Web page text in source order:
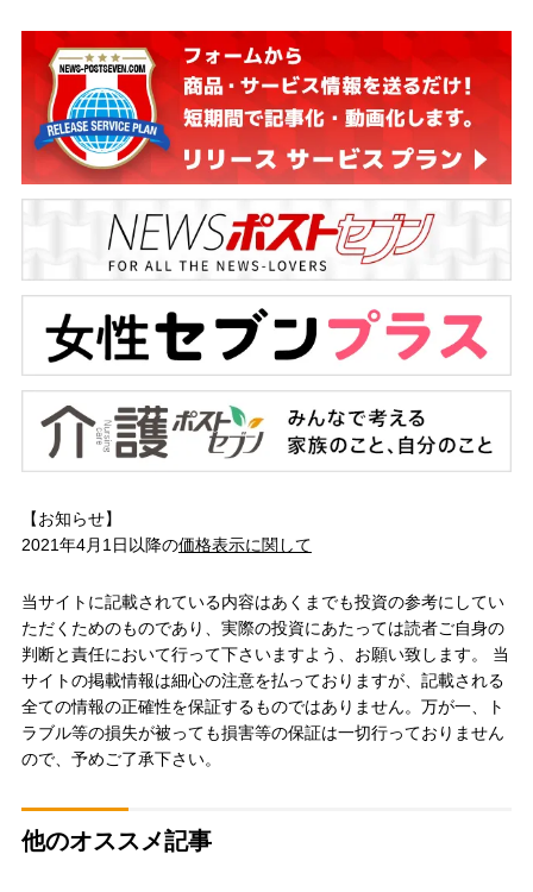
【お知らせ】
2021年4月1日以降の価格表示に関して
当サイトに記載されている内容はあくまでも投資の参考にしてい
ただくためのものであり、実際の投資にあたっては読者ご自身の
判断と責任において行って下さいますよう、お願い致します。 当
サイトの掲載情報は細心の注意を払っておりますが、記載される
全ての情報の正確性を保証するものではありません。万が一、ト
ラブル等の損失が被っても損害等の保証は一切行っておりません
ので、予めご了承下さい。
他のオススメ記事